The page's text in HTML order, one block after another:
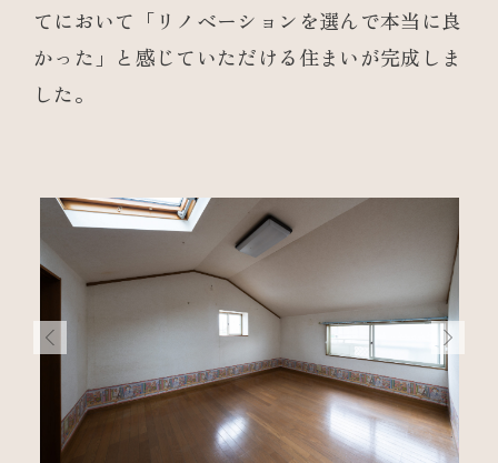
てにおいて「リノベーションを選んで本当に良
かった」と感じていただける住まいが完成しま
した。